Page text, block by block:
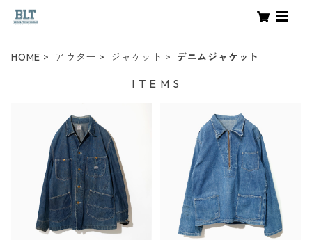
HOME アウター ジャケット デニムジャケット
I T E M S